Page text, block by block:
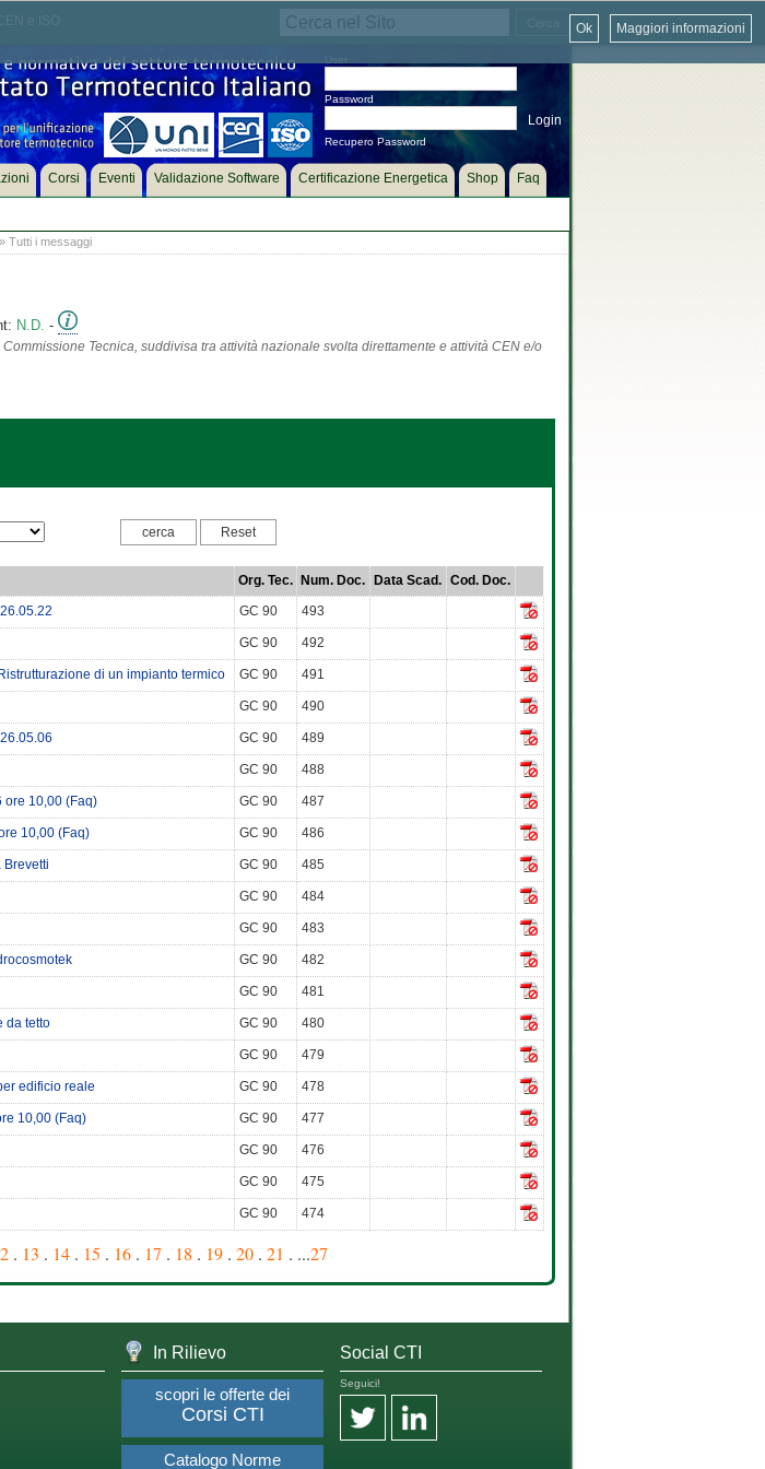
Password
Recupero Password
Corsi Eventi Validazione Software Certificazione Energetica Shop Faq
Tutti i messaggi
N.D. -
Tecnica, suddivisa tra attività nazionale svolta direttamente e attività CEN e/o
Org. Tec. Num. Doc. Data Scad.
Cod. Doc.
GC 90 493
GC 90 492
di un impianto termico GC 90 491
GC 90 490
GC 90 489
GC 90 488
10,00 (Faq) GC 90 487
10,00 (Faq) GC 90 486
Brevetti GC 90 485
GC 90 484
GC 90 483
GC 90 482
GC 90 481
da tetto GC 90 480
GC 90 479
edificio reale GC 90 478
10,00 (Faq) GC 90 477
GC 90 476
GC 90 475
GC 90 474
. 13 . 14. 15 . 16. 17 . 18 . 19. 20. 21 . ...27
In Rilievo
scopri le offerte dei
Corsi CTI
Catalogo Norme
Social CTI
Seguici!
Maggiori informazioni
Ok